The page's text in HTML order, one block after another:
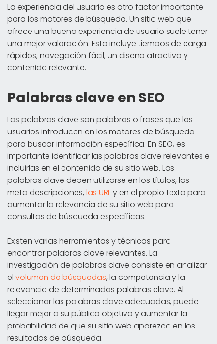
La experiencia del usuario es otro factor importante
para los motores de búsqueda. Un sitio web que
ofrece una buena experiencia de usuario suele tener
una mejor valoración. Esto incluye tiempos de carga
rápidos, navegación fácil, un diseño atractivo y
contenido relevante.
Palabras clave en SEO
Las palabras clave son palabras o frases que los
usuarios introducen en los motores de búsqueda
para buscar información específica. En SEO, es
importante identificar las palabras clave relevantes e
incluirlas en el contenido de su sitio web. Las
palabras clave deben utilizarse en los títulos, las
meta descripciones, las URLy en el propio texto para
aumentar la relevancia de su sitio web para
consultas de búsqueda específicas.
Existen varias herramientas y técnicas para
encontrar palabras clave relevantes. La
investigación de palabras clave consiste en analizar
el volumen de búsquedas, la competencia y la
relevancia de determinadas palabras clave. Al
seleccionar las palabras clave adecuadas, puede
llegar mejor a su público objetivo y aumentar la
probabilidad de que su sitio web aparezca en los
resultados de búsqueda.